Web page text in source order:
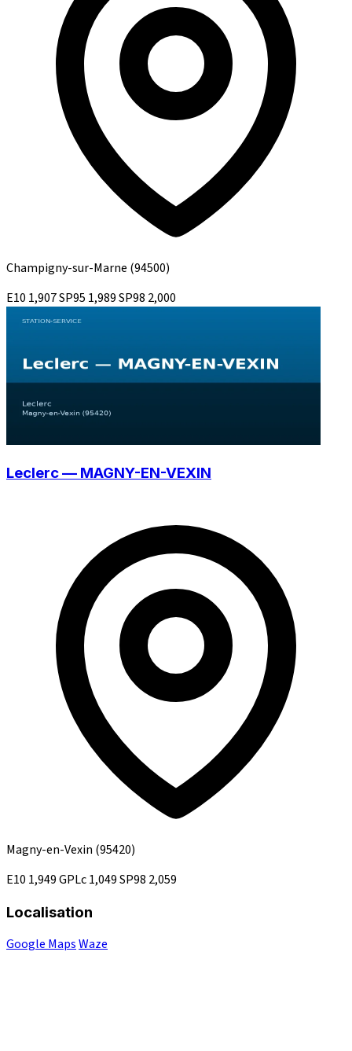
Champigny-sur-Marne (94500)
E10 1,907SP95 1,989SP98 2,000
Leclerc — MAGNY-EN-VEXIN
Magny-en-Vexin (95420)
E10 1,949GPLc1,049SP98 2,059
Localisation
Google MapsWaze